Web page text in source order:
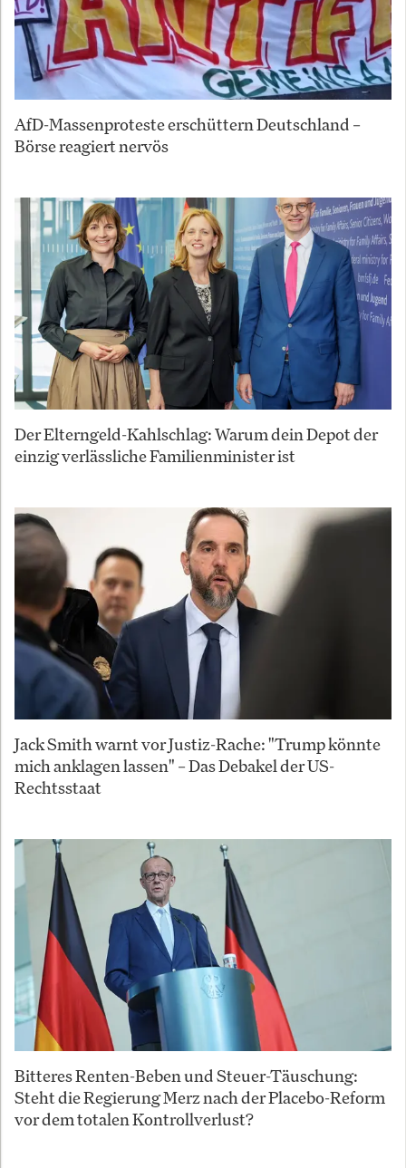
AfD-Massenproteste erschüttern Deutschland –
Börse reagiert nervös
Der Elterngeld-Kahlschlag: Warum dein Depot der
einzig verlässliche Familienminister ist
Jack Smith warnt vor Justiz-Rache: "Trump könnte
mich anklagen lassen" – Das Debakel der US-
Rechtsstaat
Bitteres Renten-Beben und Steuer-Täuschung:
Steht die Regierung Merz nach der Placebo-Reform
vor dem totalen Kontrollverlust?